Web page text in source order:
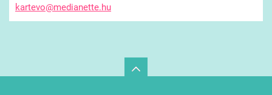
kartevo@medianette.hu